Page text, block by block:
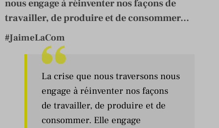
nous engage à réinventer nos façons de
travailler, de produire et de consommer...
#JaimeLaCom
La crise que nous traversons nous
engage à réinventer nos façons
de travailler, de produire et de
consommer. Elle engage